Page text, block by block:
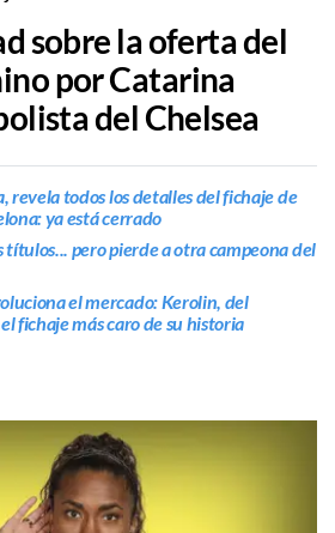
sobre la oferta del
por Catarina
del Chelsea
revela todos los detalles del fichaje de
ya está cerrado
títulos... pero pierde a otra campeona del
el mercado: Kerolin, del
fichaje más caro de su historia